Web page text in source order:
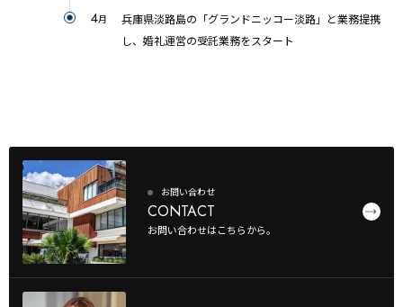
4月
兵庫県淡路島の「グランドニッコー淡路」と業務提携
し、婚礼運営の受託業務をスタート
お問い合わせ
CONTACT
お問い合わせはこちらから。